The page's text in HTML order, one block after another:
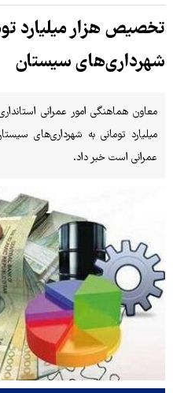
تخصیص هزار میلیارد
شهرداری‌های سیستان
عمرانی است خبر داد.